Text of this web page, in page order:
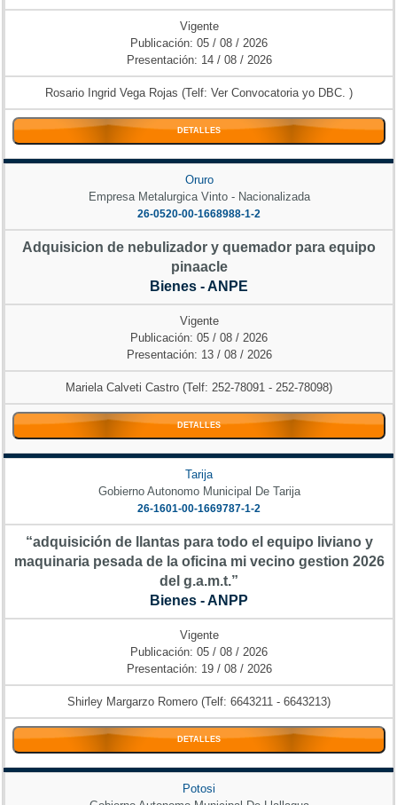
Vigente
Publicación: 05 / 08 / 2026
Presentación: 14 / 08 / 2026
Rosario Ingrid Vega Rojas (Telf: Ver Convocatoria yo DBC. )
DETALLES
Oruro
Empresa Metalurgica Vinto - Nacionalizada
26-0520-00-1668988-1-2
Adquisicion de nebulizador y quemador para equipo
pinaacle
Bienes - ANPE
Vigente
Publicación: 05 / 08 / 2026
Presentación: 13 / 08 / 2026
Mariela Calveti Castro (Telf: 252-78091 - 252-78098)
DETALLES
Tarija
Gobierno Autonomo Municipal De Tarija
26-1601-00-1669787-1-2
“adquisición de llantas para todo el equipo liviano y
maquinaria pesada de la oficina mi vecino gestion 2026
del g.a.m.t.”
Bienes - ANPP
Vigente
Publicación: 05 / 08 / 2026
Presentación: 19 / 08 / 2026
Shirley Margarzo Romero (Telf: 6643211 - 6643213)
DETALLES
Potosi